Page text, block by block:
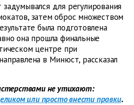
для регулирования
затем оброс множеством
была подготовлена
она прошла финальные
центре при
в Минюст, рассказал
не утихают:
или просто внести правки.